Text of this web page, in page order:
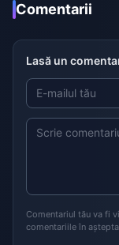
Comentarii
Lasă un
Comentariul tău va fi
comentariile în